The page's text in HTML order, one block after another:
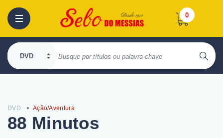
0
DVD Ação/Aventura
88 Minutos